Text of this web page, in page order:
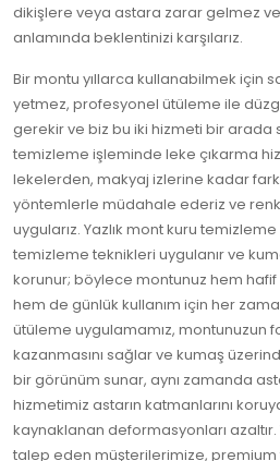
dikişlere veya astara zarar gelmez
anlamında beklentinizi karşılarız.
Bir montu yıllarca kullanabilmek için
yetmez, profesyonel ütüleme ile
gerekir ve biz bu iki hizmeti bir arada
temizleme işleminde leke çıkarma
lekelerden, makyaj izlerine kadar
yöntemlerle müdahale ederiz ve
uygularız. Yazlık mont kuru
temizleme teknikleri uygulanır ve
korunur; böylece montunuz hem hafif
hem de günlük kullanım için her
ütüleme uygulamamız, montunuzun
kazanmasını sağlar ve kumaş
bir görünüm sunar, aynı zamanda
hizmetimiz astarın katmanlarını
kaynaklanan deformasyonları
talep eden müşterilerimize, premium